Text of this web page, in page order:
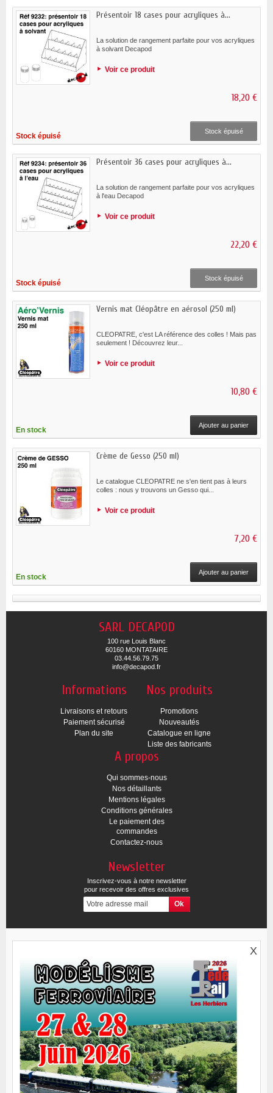
Présentoir 18 cases pour acryliques à...
La solution de rangement parfaite pour vos acryliques
à solvant Decapod
Voir ce produit
18,20 €
Stock épuisé
Stock épuisé
Présentoir 36 cases pour acryliques à...
La solution de rangement parfaite pour vos acryliques
à l'eau Decapod
Voir ce produit
22,20 €
Stock épuisé
Stock épuisé
Vernis mat Cléopâtre en aérosol (250 ml)
CLEOPATRE, c'est LA référence des colles ! Mais pas
seulement ! Découvrez leur...
Voir ce produit
10,80 €
En stock
Ajouter au panier
Crème de Gesso (250 ml)
Le catalogue CLEOPATRE ne s'en tient pas à leurs
colles : nous y trouvons un Gesso qui...
Voir ce produit
7,20 €
En stock
Ajouter au panier
SARL DECAPOD
100 rue Louis Blanc
60160 MONTATAIRE
03.44.56.79.75
info@decapod.fr
Informations
Livraisons et retours
Paiement sécurisé
Plan du site
Nos produits
Promotions
Nouveautés
Catalogue en ligne
Liste des fabricants
A propos
Qui sommes-nous
Nos détaillants
Mentions légales
Conditions générales
Le paiement des
commandes
Contactez-nous
Newsletter
Inscrivez-vous à notre newsletter
pour recevoir des offres exclusives
X